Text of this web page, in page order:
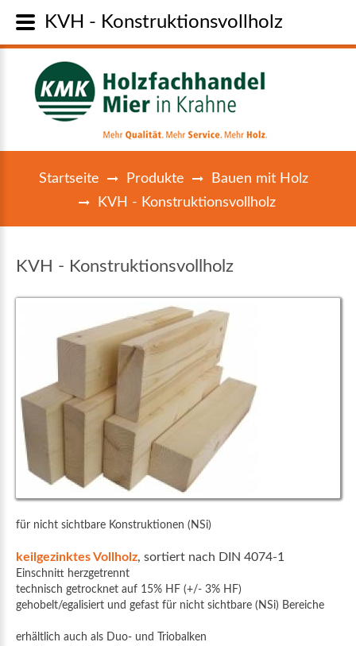
Startseite Produkte
Bauen mit Holz
KVH - Konstruktionsvollholz
KVH - Konstruktionsvollholz
für nicht sichtbare Konstruktionen (NSi)
keilgezinktes Vollholz, sortiert nach DIN 4074-1
Einschnitt herzgetrennt
technisch getrocknet auf 15% HF (+/- 3% HF)
gehobelt/egalisiert und gefast für nicht sichtbare (NSi) Bereiche
erhältlich auch als Duo- und Triobalken
KVH - Konstruktionsvollholz